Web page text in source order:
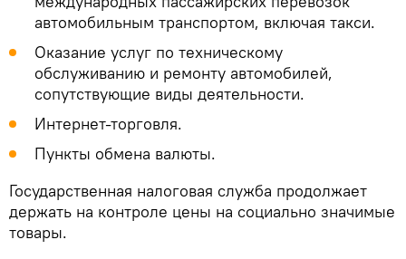
автомобильным транспортом, включая такси.
Оказание услуг по техническому
обслуживанию и ремонту автомобилей,
сопутствующие виды деятельности.
Интернет-торговля.
Пункты обмена валюты.
Государственная налоговая служба продолжает
держать на контроле цены на социально значимые
товары.